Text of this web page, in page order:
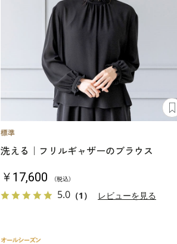
洗える｜フリルギャザーのブラウス
￥17,600 （税込）
5.0 （1） レビューを見る